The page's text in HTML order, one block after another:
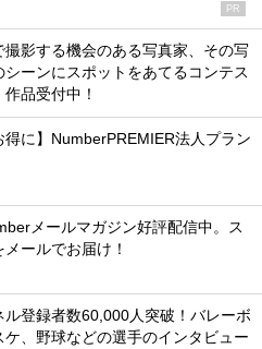
PR
撮影する機会のある写真家、その写
ーンにスポットをあてるコンテス
品受付中！
得に】NumberPREMIER法人プラン
メールマガジン好評配信中。ス
ールでお届け！
ル登録者数60,000人突破！バレーボ
ケ、野球などの選手のインタビュー